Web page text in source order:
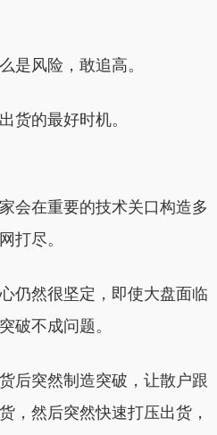
是风险，敢追高。
货的最好时机。
会在重要的技术关口构造多
打尽。
仍然很坚定，即使大盘面临
破不成问题。
后突然制造突破，让散户跟
，然后突然快速打压出货，